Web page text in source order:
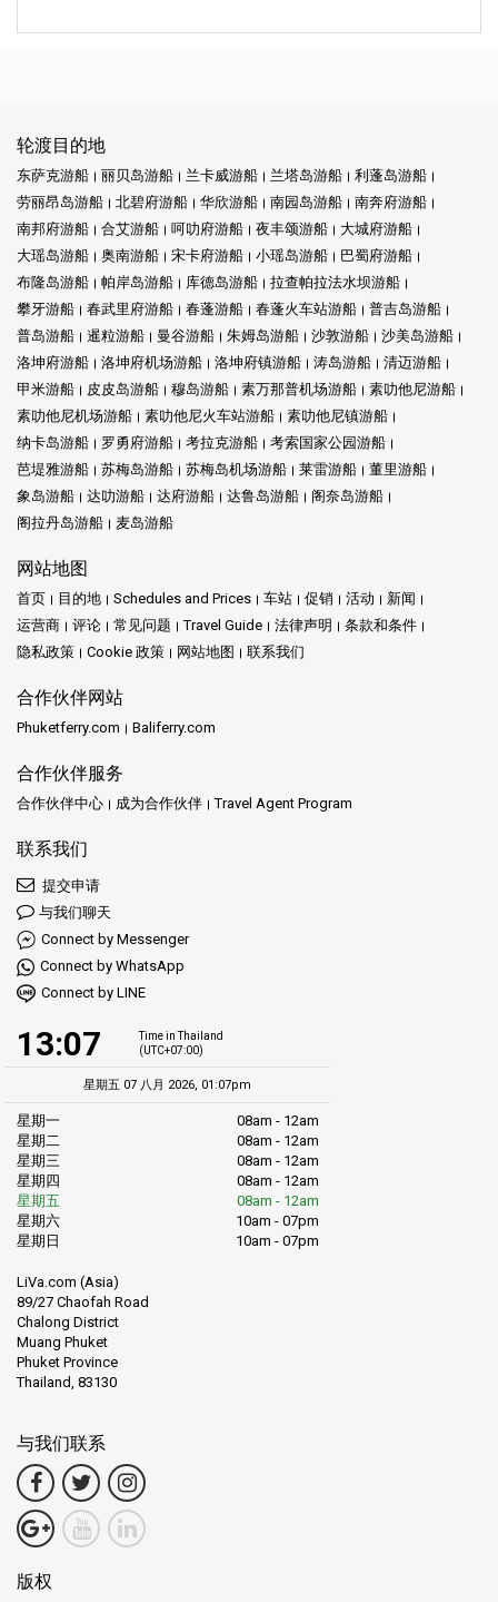
轮渡目的地
东萨克游船 丽贝岛游船 兰卡威游船 兰塔岛游船
利蓬岛游船
劳丽昂岛游船
北碧府游船 华欣游船 南园岛游船
南奔府游船
南邦府游船
合艾游船 呵叻府游船 夜丰颂游船
大城府游船
大瑶岛游船
奥南游船 宋卡府游船 小瑶岛游船
巴蜀府游船
布隆岛游船
帕岸岛游船 库德岛游船
拉查帕拉法水坝游船
攀牙游船
春武里府游船 春蓬游船 春蓬火车站游船
普吉岛游船
普岛游船
暹粒游船 曼谷游船 朱姆岛游船 沙敦游船
沙美岛游船
洛坤府游船
洛坤府机场游船 洛坤府镇游船 涛岛游船
清迈游船
甲米游船
皮皮岛游船 穆岛游船 素万那普机场游船
素叻他尼游船
素叻他尼机场游船
素叻他尼火车站游船
素叻他尼镇游船
纳卡岛游船
罗勇府游船 考拉克游船
考索国家公园游船
芭堤雅游船
苏梅岛游船 苏梅岛机场游船 莱雷游船
董里游船
象岛游船
达叻游船 达府游船 达鲁岛游船
阁奈岛游船
阁拉丹岛游船
麦岛游船
网站地图
首页 目的地 Schedules and Prices 车站 促销 活动
新闻
运营商
评论 常见问题 Travel Guide 法律声明
条款和条件
隐私政策
Cookie 政策 网站地图 联系我们
合作伙伴网站
Phuketferry.com Baliferry.com
合作伙伴服务
合作伙伴中心 成为合作伙伴 Travel Agent Program
联系我们
提交申请
与我们聊天
Connect by Messenger
Connect by WhatsApp
Connect by LINE
13:07
Time in Thailand
(UTC+07:00)
星期五 07 八月 2026, 01:07pm
星期一
08am - 12am
星期二
08am - 12am
星期三
08am - 12am
星期四
08am - 12am
星期五
08am - 12am
星期六
10am - 07pm
星期日
10am - 07pm
LiVa.com (Asia)
89/27 Chaofah Road
Chalong District
Muang Phuket
Phuket Province
Thailand, 83130
与我们联系
版权